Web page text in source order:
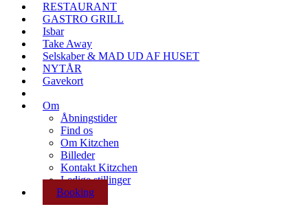
RESTAURANT
GASTRO GRILL
Isbar
Take Away
Selskaber & MAD UD AF HUSET
NYTÅR
Gavekort
Om
Åbningstider
Find os
Om Kitzchen
Billeder
Kontakt Kitzchen
Ledige stillinger
Booking